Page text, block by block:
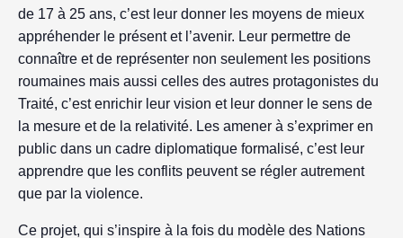
de 17 à 25 ans, c’est leur donner les moyens de mieux
appréhender le présent et l’avenir. Leur permettre de
connaître et de représenter non seulement les positions
roumaines mais aussi celles des autres protagonistes du
Traité, c’est enrichir leur vision et leur donner le sens de
la mesure et de la relativité. Les amener à s’exprimer en
public dans un cadre diplomatique formalisé, c’est leur
apprendre que les conflits peuvent se régler autrement
que par la violence.
Ce projet, qui s’inspire à la fois du modèle des Nations